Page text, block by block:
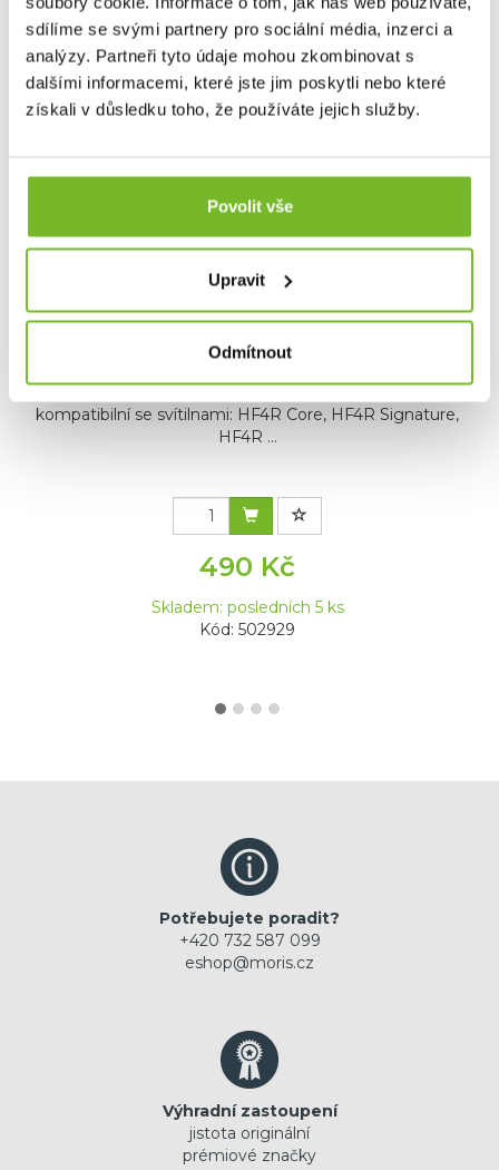
sdílíme se svými partnery pro sociální média, inzerci a
analýzy. Partneři tyto údaje mohou zkombinovat s
dalšími informacemi, které jste jim poskytli nebo které
získali v důsledku toho, že používáte jejich služby.
Povolit vše
Upravit
Odmítnout
Dotaz
Mohlo by Vás zajímat
kompatibilní se svítilnami: HF4R Core, HF4R Signature,
HF4R ...
490 Kč
Skladem: posledních 5 ks
Kód: 502929
Potřebujete poradit?
+420 732 587 099
eshop@moris.cz
Výhradní zastoupení
jistota originální
prémiové značky